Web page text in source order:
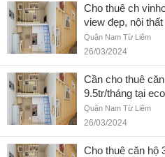
Cho thuê ch
view đẹp, nội
Quận Nam Từ Liêm
26/03/2024
Cần cho thuê
9.5tr/tháng tại
Quận Nam Từ Liêm
26/03/2024
Cho thuê căn hộ